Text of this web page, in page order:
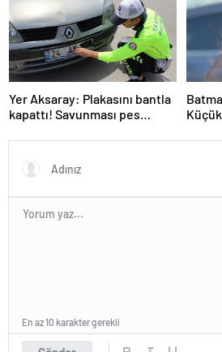
Yer Aksaray: Plakasını bantla
kapattı! Savunması pes
En az 10 karakter gerekli